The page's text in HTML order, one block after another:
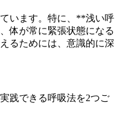
います。特に、**浅い呼
体が常に緊張状態になる
るためには、意識的に深
践できる呼吸法を2つご